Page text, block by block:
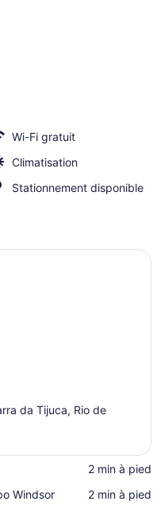
Wi-Fi gratuit
Climatisation
Stationnement disponible
da Tijuca, Rio de
‪2 min à pied‬
Windsor
‪2 min à pied‬